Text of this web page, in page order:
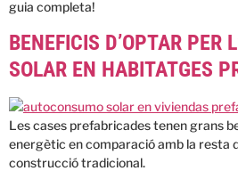
guia completa!
BENEFICIS D’OPTAR PER
SOLAR EN HABITATGES
Les cases prefabricades tenen grans
energètic en comparació amb la resta
construcció tradicional.